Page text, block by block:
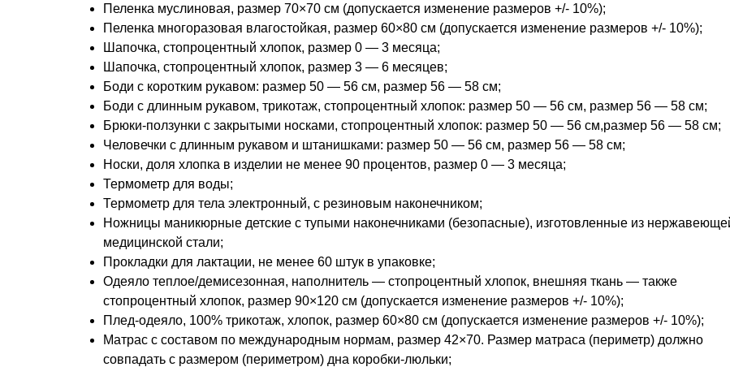
Пеленка муслиновая, размер 70×70 см (допускается изменение размеров +/- 10%);
Пеленка многоразовая влагостойкая, размер 60×80 см (допускается изменение размеров +/- 10%);
Шапочка, стопроцентный хлопок, размер 0 — 3 месяца;
Шапочка, стопроцентный хлопок, размер 3 — 6 месяцев;
Боди с коротким рукавом: размер 50 — 56 см, размер 56 — 58 см;
Боди с длинным рукавом, трикотаж, стопроцентный хлопок: размер 50 — 56 см, размер 56 — 58 см;
Брюки-ползунки с закрытыми носками, стопроцентный хлопок: размер 50 — 56 см,размер 56 — 58 см;
Человечки с длинным рукавом и штанишками: размер 50 — 56 см, размер 56 — 58 см;
Носки, доля хлопка в изделии не менее 90 процентов, размер 0 — 3 месяца;
Термометр для воды;
Термометр для тела электронный, с резиновым наконечником;
Ножницы маникюрные детские с тупыми наконечниками (безопасные), изготовленные из
медицинской стали;
Прокладки для лактации, не менее 60 штук в упаковке;
Одеяло теплое/демисезонная, наполнитель — стопроцентный хлопок, внешняя ткань — также
стопроцентный хлопок, размер 90×120 см (допускается изменение размеров +/- 10%);
Плед-одеяло, 100% трикотаж, хлопок, размер 60×80 см (допускается изменение размеров +/- 10%);
Матрас с составом по международным нормам, размер 42×70. Размер матраса (периметр) должно
совпадать с размером (периметром) дна коробки-люльки;